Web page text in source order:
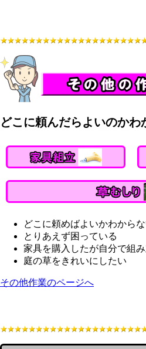
どこに頼んだらよいのかわ
どこに頼めばよいかわから
とりあえず困っている
家具を購入したが自分で組
庭の草をきれいにしたい
その他作業のページへ